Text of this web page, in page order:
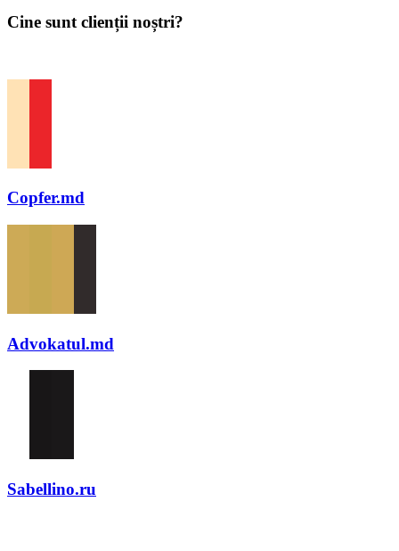
Cine sunt clienții noștri?
Copfer.md
Advokatul.md
Sabellino.ru